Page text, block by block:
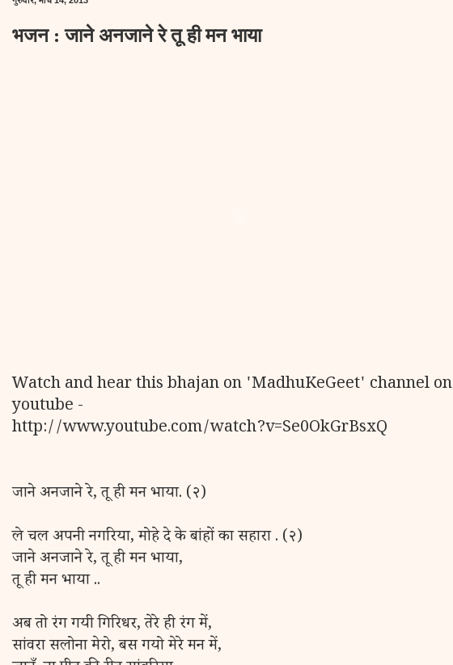
भजन : जाने अनजाने रे तू ही मन भाया
Watch and hear this bhajan on 'MadhuKeGeet' channel on
youtube -
http://www.youtube.com/watch?v=Se0OkGrBsxQ
जाने अनजाने रे, तू ही मन भाया. (२)
ले चल अपनी नगरिया, मोहे दे के बांहों का सहारा . (२)
जाने अनजाने रे, तू ही मन भाया,
तू ही मन भाया ..
अब तो रंग गयी गिरिधर, तेरे ही रंग में,
सांवरा सलोना मेरो, बस गयो मेरे मन में,